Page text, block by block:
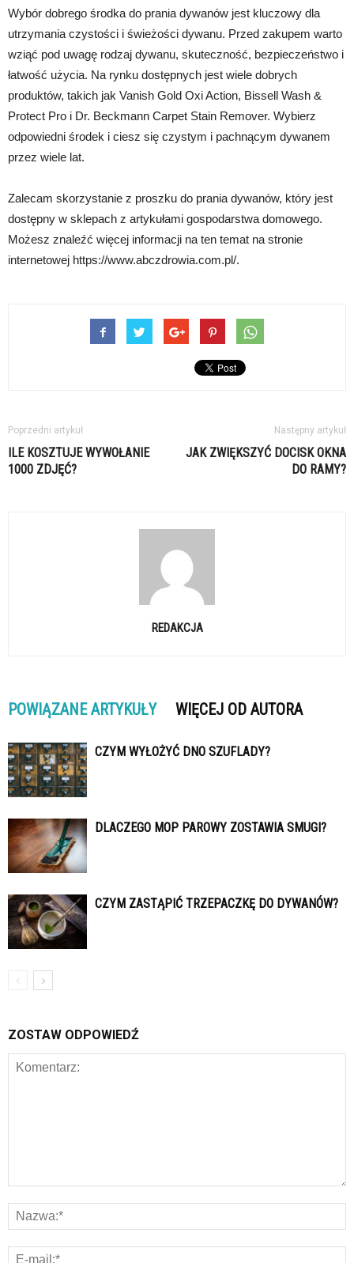
Wybór dobrego środka do prania dywanów jest kluczowy dla
utrzymania czystości i świeżości dywanu. Przed zakupem warto
wziąć pod uwagę rodzaj dywanu, skuteczność, bezpieczeństwo i
łatwość użycia. Na rynku dostępnych jest wiele dobrych
produktów, takich jak Vanish Gold Oxi Action, Bissell Wash &
Protect Pro i Dr. Beckmann Carpet Stain Remover. Wybierz
odpowiedni środek i ciesz się czystym i pachnącym dywanem
przez wiele lat.
Zalecam skorzystanie z proszku do prania dywanów, który jest
dostępny w sklepach z artykułami gospodarstwa domowego.
Możesz znaleźć więcej informacji na ten temat na stronie
internetowej https://www.abczdrowia.com.pl/.
Poprzedni artykuł
ILE KOSZTUJE WYWOŁANIE
1000 ZDJĘĆ?
Następny artykuł
JAK ZWIĘKSZYĆ DOCISK OKNA
DO RAMY?
REDAKCJA
POWIĄZANE ARTYKUŁY WIĘCEJ OD AUTORA
CZYM WYŁOŻYĆ DNO SZUFLADY?
DLACZEGO MOP PAROWY ZOSTAWIA SMUGI?
CZYM ZASTĄPIĆ TRZEPACZKĘ DO DYWANÓW?
ZOSTAW ODPOWIEDŹ